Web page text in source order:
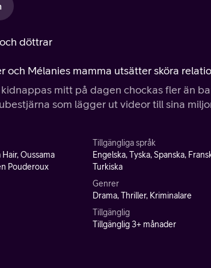
döttrar
och Mélanies mamma utsätter sköra
mitt på dagen chockas fler än
som lägger ut videor till sina
Oussama
Pouderoux
Tillgängliga språk
Engelska, Tyska, Spanska,
Turkiska
Genrer
Drama, Thriller, Kriminalare
Tillgänglig
Tillgänglig 3+ månader